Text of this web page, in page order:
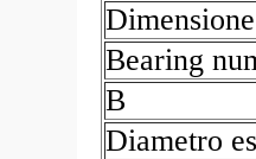
Bearing
B
Diametro